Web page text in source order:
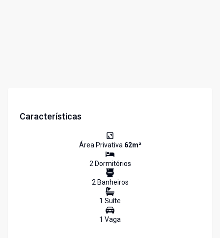
Características
Área Privativa 62m²
2Dormitórios
2Banheiros
1 Suíte
1 Vaga